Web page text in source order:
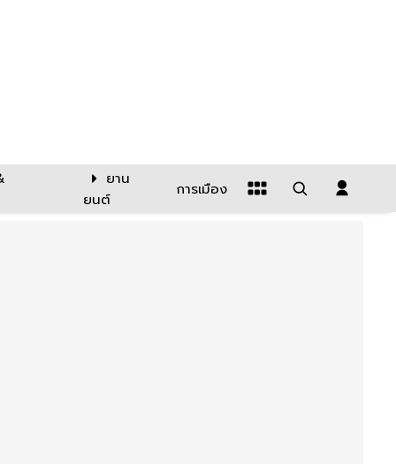
ยาน
ยนต์
การเมือง